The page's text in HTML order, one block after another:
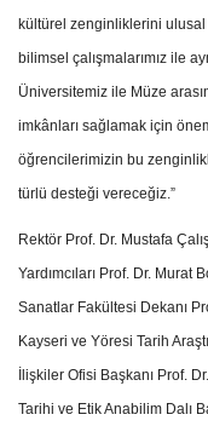
kültürel zenginliklerini ulusal
bilimsel çalışmalarımız ile
Üniversitemiz ile Müze
imkânları sağlamak için
öğrencilerimizin bu
türlü desteği vereceğiz.”
Rektör Prof. Dr. Mustafa
Yardımcıları Prof. Dr. Murat
Sanatlar Fakültesi Dekanı
Kayseri ve Yöresi Tarih
İlişkiler Ofisi Başkanı Prof.
Tarihi ve Etik Anabilim Dalı